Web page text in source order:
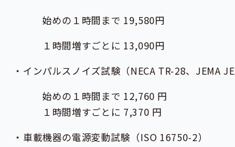
始めの１時間まで 19,580円
１時間増すごとに 13,090円
・インパルスノイズ試験（NECA TR-28、JEMA
始めの１時間まで 12,760 円
１時間増すごとに 7,370 円
・車載機器の電源変動試験（ISO 16750-2）